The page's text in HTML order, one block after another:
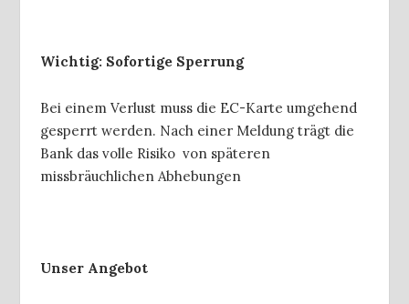
Wichtig: Sofortige Sperrung
Bei einem Verlust muss die EC-Karte umgehend
gesperrt werden. Nach einer Meldung trägt die
Bank das volle Risiko von späteren
missbräuchlichen Abhebungen
Unser Angebot